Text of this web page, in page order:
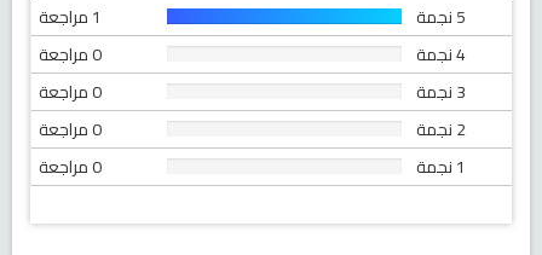
5 نجمة
1 مراجعة
4 نجمة
0 مراجعة
3 نجمة
0 مراجعة
2 نجمة
0 مراجعة
1 نجمة
0 مراجعة